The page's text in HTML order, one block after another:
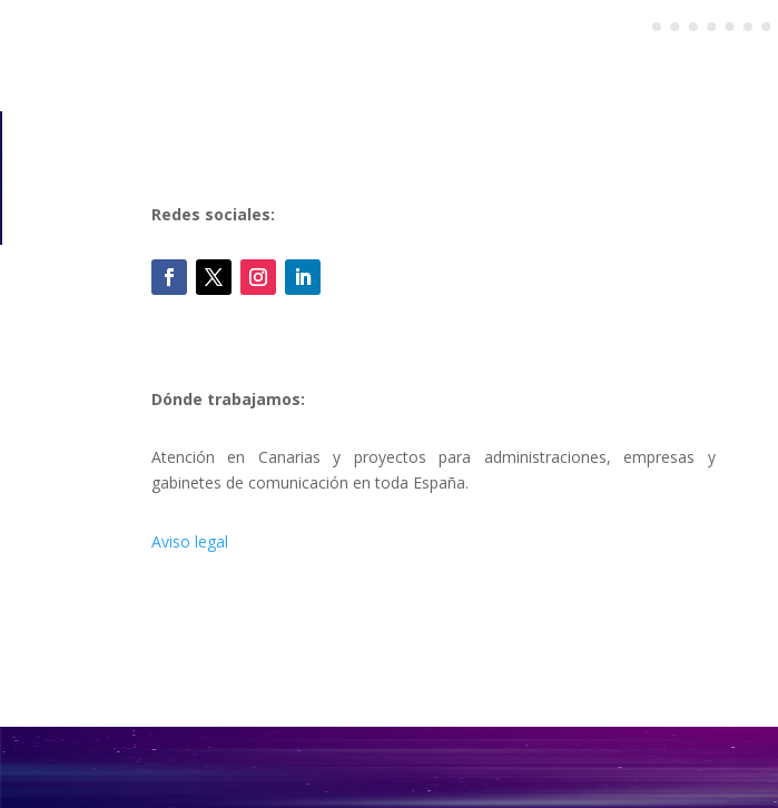
Redes sociales:
Dónde trabajamos:
Atención en Canarias y proyectos para administraciones, empresas y
gabinetes de comunicación en toda España.
Aviso legal